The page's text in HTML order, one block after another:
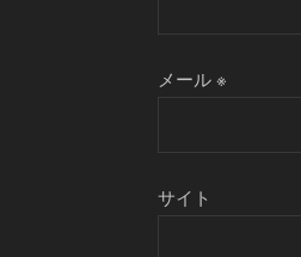
メール※
サイト